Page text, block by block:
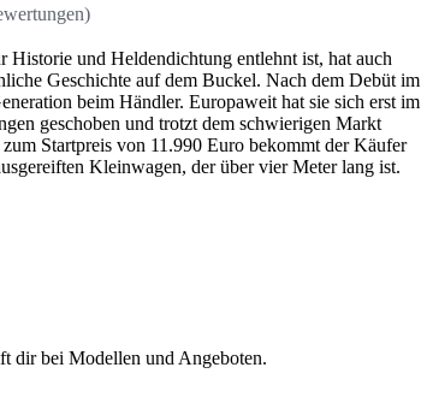
)
und Heldendichtung entlehnt ist, hat auch
Geschichte auf dem Buckel. Nach dem Debüt im
beim Händler. Europaweit hat sie sich erst im
geschoben und trotzt dem schwierigen Markt
Startpreis von 11.990 Euro bekommt der Käufer
Kleinwagen, der über vier Meter lang ist.
dir bei Modellen und Angeboten.